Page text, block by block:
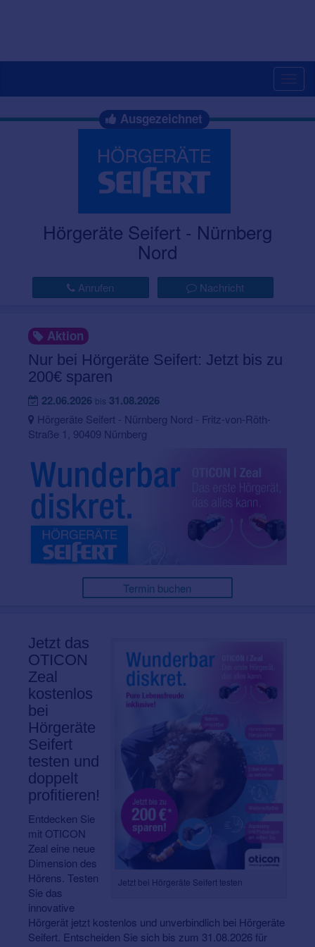
Ausgezeichnet
Hörgeräte Seifert - Nürnberg
Nord
Anrufen Nachricht
Aktion
Nur bei Hörgeräte Seifert: Jetzt bis zu
200€ sparen
22.06.2026 bis 31.08.2026
Hörgeräte Seifert - Nürnberg Nord - Fritz-von-Röth-
Straße 1, 90409 Nürnberg
Termin buchen
Jetzt bei Hörgeräte Seifert testen
Jetzt das
OTICON
Zeal
kostenlos
bei
Hörgeräte
Seifert
testen und
doppelt
profitieren!
Entdecken Sie
mit OTICON
Zeal eine neue
Dimension des
Hörens. Testen
Sie das
innovative
Hörgerät jetzt kostenlos und unverbindlich bei Hörgeräte
Seifert. Entscheiden Sie sich bis zum 31.08.2026 für